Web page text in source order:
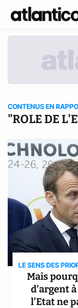
CONTENUS EN
"ROLE DE
LE SENS DES
Mais
d’argent
l’Etat ne